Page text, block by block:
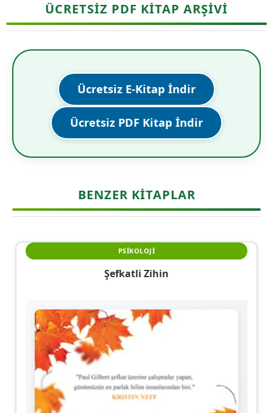
ÜCRETSİZ PDF KİTAP ARŞİVİ
Ücretsiz E-Kitap İndir
Ücretsiz PDF Kitap İndir
BENZER KITAPLAR
PSIKOLOJI
Şefkatli Zihin